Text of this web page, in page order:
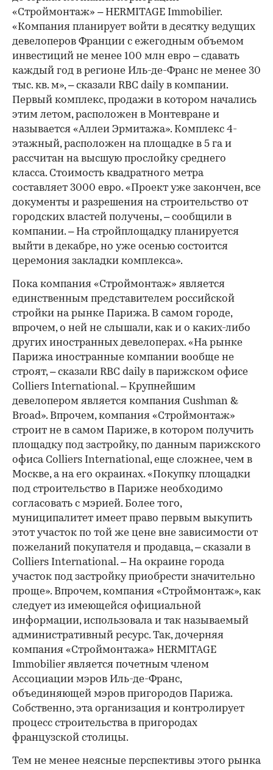
«Строймонтаж» – HERMITAGE Immobilier.
«Компания планирует войти в десятку ведущих
девелоперов Франции с ежегодным объемом
инвестиций не менее 100 млн евро – сдавать
каждый год в регионе Иль-де-Франс не менее 30
тыс. кв. м», – сказали RBC daily в компании.
Первый комплекс, продажи в котором начались
этим летом, расположен в Монтевране и
называется «Аллеи Эрмитажа». Комплекс 4-
этажный, расположен на площадке в 5 га и
рассчитан на высшую прослойку среднего
класса. Стоимость квадратного метра
составляет 3000 евро. «Проект уже закончен, все
документы и разрешения на строительство от
городских властей получены, – сообщили в
компании. – На стройплощадку планируется
выйти в декабре, но уже осенью состоится
церемония закладки комплекса».
Пока компания «Строймонтаж» является
единственным представителем российской
стройки на рынке Парижа. В самом городе,
впрочем, о ней не слышали, как и о каких-либо
других иностранных девелоперах. «На рынке
Парижа иностранные компании вообще не
строят, – сказали RBC daily в парижском офисе
Colliers International. – Крупнейшим
девелопером является компания Cushman &
Broad». Впрочем, компания «Строймонтаж»
строит не в самом Париже, в котором получить
площадку под застройку, по данным парижского
офиса Colliers International, еще сложнее, чем в
Москве, а на его окраинах. «Покупку площадки
под строительство в Париже необходимо
согласовать с мэрией. Более того,
муниципалитет имеет право первым выкупить
этот участок по той же цене вне зависимости от
пожеланий покупателя и продавца, – сказали в
Colliers International. – На окраине города
участок под застройку приобрести значительно
проще». Впрочем, компания «Строймонтаж», как
следует из имеющейся официальной
информации, использовала и так называемый
административный ресурс. Так, дочерняя
компания «Строймонтажа» HERMITAGE
Immobilier является почетным членом
Ассоциации мэров Иль-де-Франс,
объединяющей мэров пригородов Парижа.
Собственно, эта организация и контролирует
процесс строительства в пригородах
французской столицы.
Тем не менее неясные перспективы этого рынка